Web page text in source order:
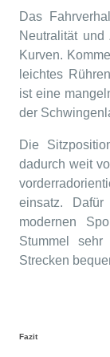
Das
Neutralität
Kurven.
leichtes
ist eine
der
Die
dadurch weit
einsatz.
modernen
Stummel
Strecken
Fazit